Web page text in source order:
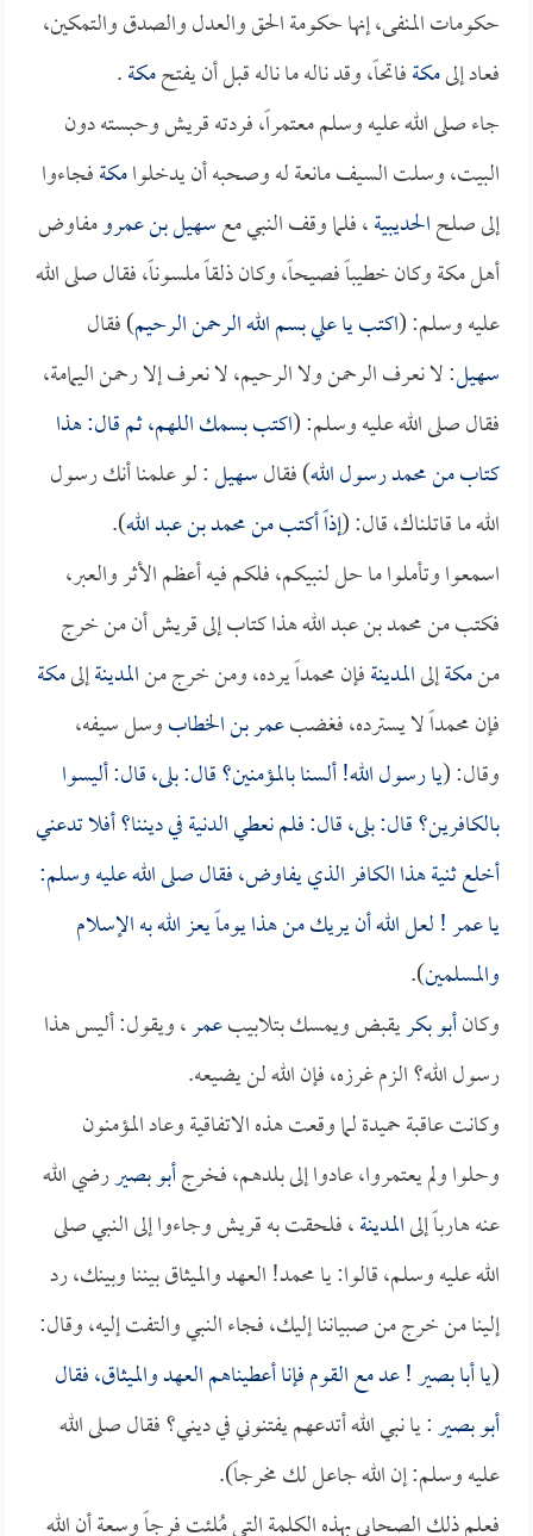
حكومات المنفى، إنها حكومة الحق والعدل والصدق والتمكين،
فعاد إلىمكةفاتحاً، وقد ناله ما ناله قبل أن يفتحمكة.
جاء صلى الله عليه وسلم معتمراً، فردته قريش وحبسته دون
البيت، وسلت السيف مانعة له وصحبه أن يدخلوامكةفجاءوا
إلى صلحالحديبية، فلما وقف النبي معسهيل بن عمرومفاوض
أهل مكة وكان خطيباً فصيحاً، وكان ذلقاً ملسوناً، فقال صلى الله
عليه وسلم: (اكتب ياعليبسم الله الرحمن الرحيم) فقال
سهيل: لا نعرف الرحمن ولا الرحيم، لا نعرف إلا رحمن اليمامة،
فقال صلى الله عليه وسلم: (اكتب بسمك اللهم، ثم قال: هذا
كتاب من محمد رسول الله) فقالسهيل: لو علمنا أنك رسول
الله ما قاتلناك، قال: (إذاً أكتب من محمد بن عبد الله).
اسمعوا وتأملوا ما حل لنبيكم، فلكم فيه أعظم الأثر والعبر،
فكتب من محمد بن عبد الله هذا كتاب إلى قريش أن من خرج
منمكةإلىالمدينةفإن محمداً يرده، ومن خرج منالمدينةإلىمكة
فإن محمداً لا يسترده، فغضبعمر بن الخطابوسل سيفه،
وقال: (يا رسول الله! ألسنا بالمؤمنين؟ قال: بلى، قال: أليسوا
بالكافرين؟ قال: بلى، قال: فلم نعطي الدنية في ديننا؟ أفلا تدعني
أخلع ثنية هذا الكافر الذي يفاوض، فقال صلى الله عليه وسلم:
ياعمر! لعل الله أن يريك من هذا يوماً يعز الله به الإسلام
والمسلمين).
وكانأبو بكريقبض ويمسك بتلابيبعمر، ويقول: أليس هذا
رسول الله؟ الزم غرزه، فإن الله لن يضيعه.
وكانت عاقبة حميدة لما وقعت هذه الاتفاقية وعاد المؤمنون
وحلوا ولم يعتمروا، عادوا إلى بلدهم، فخرجأبو بصيررضي الله
عنه هارباً إلىالمدينة، فلحقت به قريش وجاءوا إلى النبي صلى
الله عليه وسلم، قالوا: يا محمد! العهد والميثاق بيننا وبينك، رد
إلينا من خرج من صبياننا إليك، فجاء النبي والتفت إليه، وقال:
(ياأبا بصير! عد مع القوم فإنا أعطيناهم العهد والميثاق، فقال
أبو بصير: يا نبي الله أتدعهم يفتنوني في ديني؟ فقال صلى الله
عليه وسلم: إن الله جاعل لك مخرجاً).